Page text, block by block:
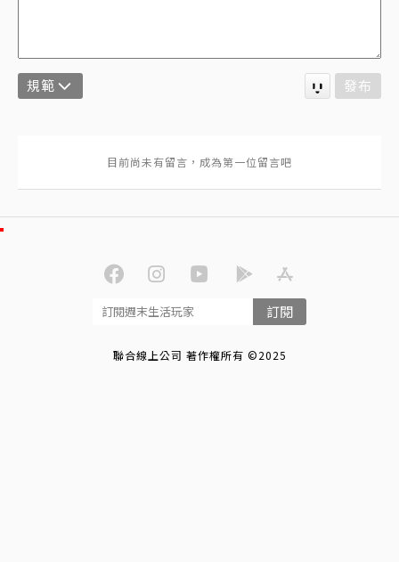
規範 發布
訂閱
聯合線上公司 著作權所有 ©2025